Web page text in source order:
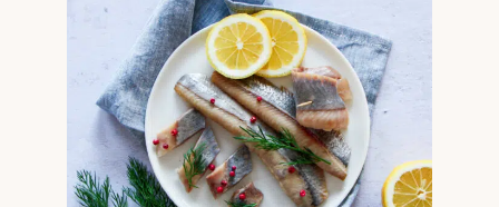
Nos publications
Actus/Agenda
Enfants